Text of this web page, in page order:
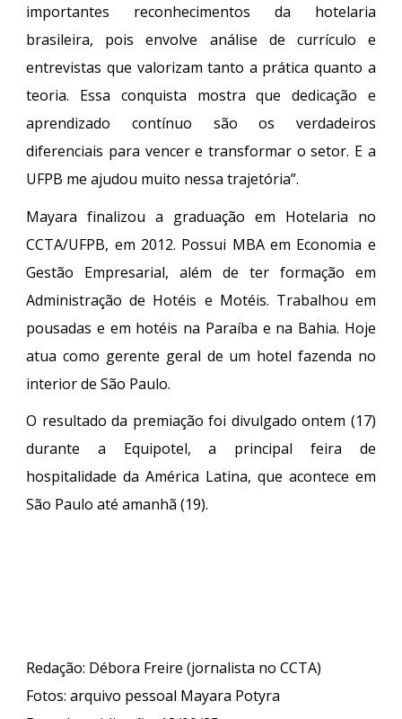
importantes reconhecimentos da hotelaria
brasileira, pois envolve análise de currículo e
entrevistas que valorizam tanto a prática quanto a
teoria. Essa conquista mostra que dedicação e
aprendizado contínuo são os verdadeiros
diferenciais para vencer e transformar o setor. E a
UFPB me ajudou muito nessa trajetória”.
Mayara finalizou a graduação em Hotelaria no
CCTA/UFPB, em 2012. Possui MBA em Economia e
Gestão Empresarial, além de ter formação em
Administração de Hotéis e Motéis. Trabalhou em
pousadas e em hotéis na Paraíba e na Bahia. Hoje
atua como gerente geral de um hotel fazenda no
interior de São Paulo.
O resultado da premiação foi divulgado ontem (17)
durante a Equipotel, a principal feira de
hospitalidade da América Latina, que acontece em
São Paulo até amanhã (19).
Redação: Débora Freire (jornalista no CCTA)
Fotos:arquivo pessoal Mayara Potyra